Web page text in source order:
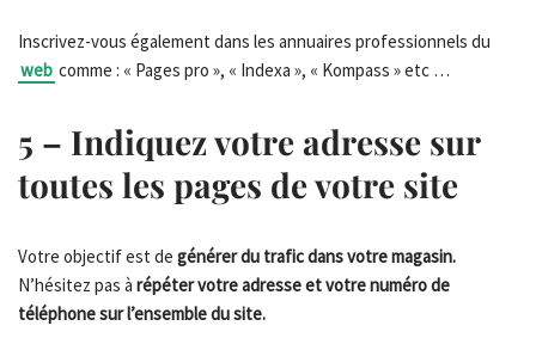
Inscrivez-vous également dans les annuaires professionnels du
web comme : « Pages pro », « Indexa », « Kompass » etc …
5 – Indiquez votre adresse sur
toutes les pages de votre site
Votre objectif est de générer du trafic dans votre magasin.
N’hésitez pas à répéter votre adresse et votre numéro de
téléphone sur l’ensemble du site.